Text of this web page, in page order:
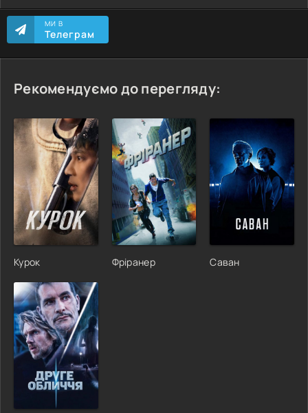
МИ В
Телеграм
Рекомендуємо до перегляду:
Курок Фріранер Саван